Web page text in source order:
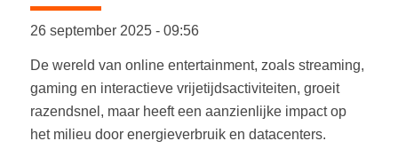
26 september 2025 -09:56
De wereld van online entertainment, zoals streaming,
gaming en interactieve vrijetijdsactiviteiten, groeit
razendsnel, maar heeft een aanzienlijke impact op
het milieu door energieverbruik en datacenters.